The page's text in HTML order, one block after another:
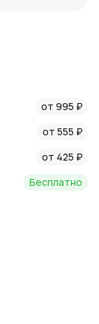
от 995 ₽
от 555 ₽
от 425 ₽
Бесплатно